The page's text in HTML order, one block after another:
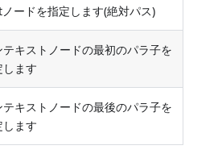
ードを指定します(絶対パス)
テキストノードの最初のパラ子を
します
テキストノードの最後のパラ子を
します